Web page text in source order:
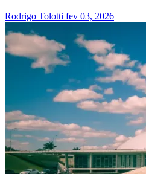
Rodrigo Tolotti fev 03, 2026